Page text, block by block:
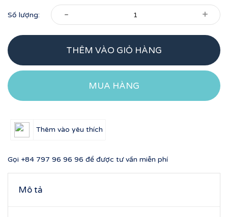
Số lượng: - +
THÊM VÀO GIỎ HÀNG
MUA HÀNG
Thêm vào yêu thích
Gọi +84 797 96 96 96 để được tư vấn miễn phí
Mô tả